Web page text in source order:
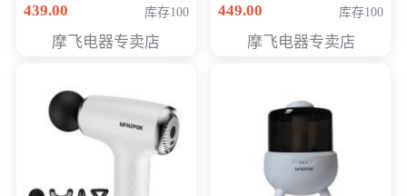
元
439.00 库存100
摩飞电器专卖店
专享价366元
449.00 库存100
摩飞电器专卖店